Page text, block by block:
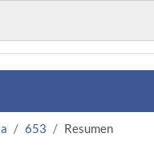
653 Resumen